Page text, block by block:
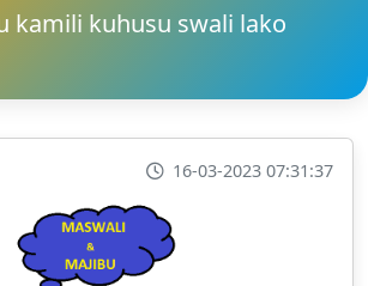
kamili kuhusu swali lako
16-03-2023 07:31:37